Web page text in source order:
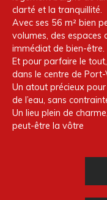
clarté et la tranquillité.
Avec ses 56 m² bien
volumes, des espaces
immédiat de bien-être.
Et pour parfaire le
dans le centre de Port-
Un atout précieux
de l’eau, sans
Un lieu plein de
peut-être la vôtre